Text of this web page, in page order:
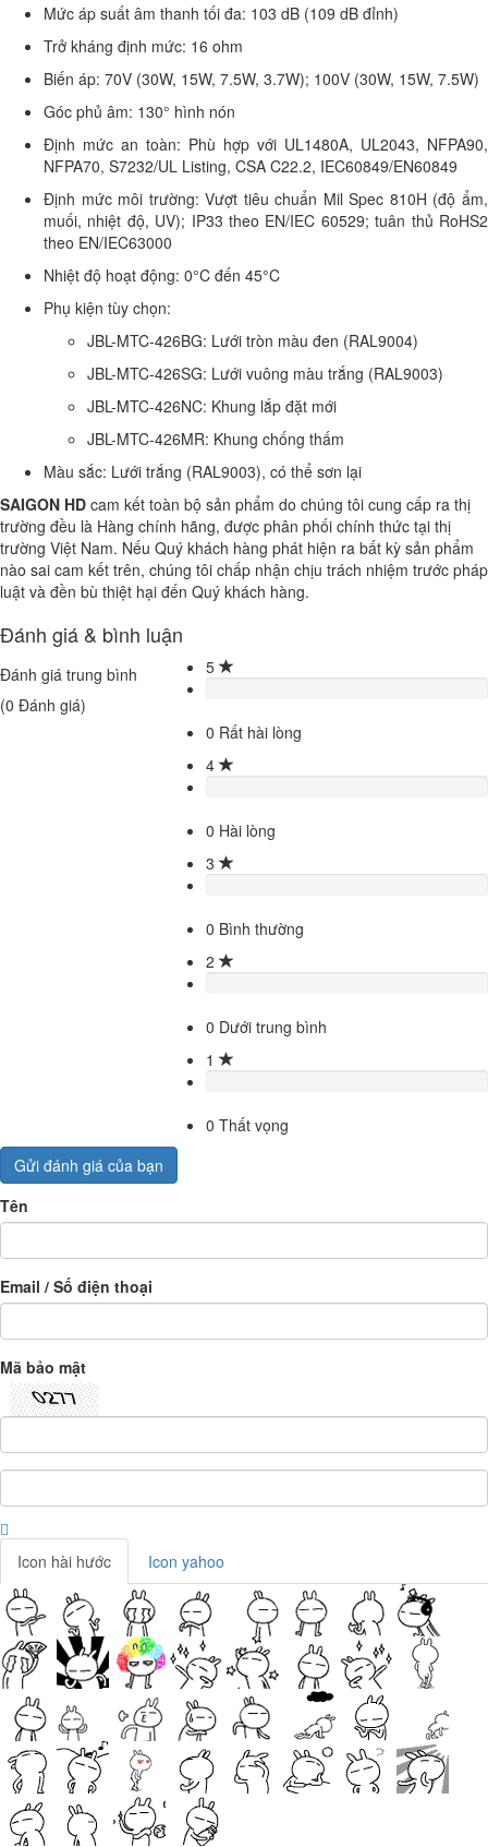
Mức áp suất âm thanh tối đa: 103 dB (109 dB đỉnh)
Trở kháng định mức: 16 ohm
Biến áp: 70V (30W, 15W, 7.5W, 3.7W); 100V (30W, 15W, 7.5W)
Góc phủ âm: 130° hình nón
Định mức an toàn: Phù hợp với UL1480A, UL2043, NFPA90,
NFPA70, S7232/UL Listing, CSA C22.2, IEC60849/EN60849
Định mức môi trường: Vượt tiêu chuẩn Mil Spec 810H (độ ẩm,
muối, nhiệt độ, UV); IP33 theo EN/IEC 60529; tuân thủ RoHS2
theo EN/IEC63000
Nhiệt độ hoạt động: 0°C đến 45°C
Phụ kiện tùy chọn:
JBL-MTC-426BG: Lưới tròn màu đen (RAL9004)
JBL-MTC-426SG: Lưới vuông màu trắng (RAL9003)
JBL-MTC-426NC: Khung lắp đặt mới
JBL-MTC-426MR: Khung chống thấm
Màu sắc: Lưới trắng (RAL9003), có thể sơn lại
SAIGON HD cam kết toàn bộ sản phẩm do chúng tôi cung cấp ra thị
trường đều là Hàng chính hãng, được phân phối chính thức tại thị
trường Việt Nam. Nếu Quý khách hàng phát hiện ra bất kỳ sản phẩm
nào sai cam kết trên, chúng tôi chấp nhận chịu trách nhiệm trước pháp
luật và đền bù thiệt hại đến Quý khách hàng.
Đánh giá & bình luận
Đánh giá trung bình
(0 Đánh giá)
5
0 Rất hài lòng
4
0 Hài lòng
3
0 Bình thường
2
0 Dưới trung bình
1
0 Thất vọng
Gửi đánh giá của bạn
Tên
Email / Số điện thoại
Mã bảo mật
Icon hài hước Icon yahoo